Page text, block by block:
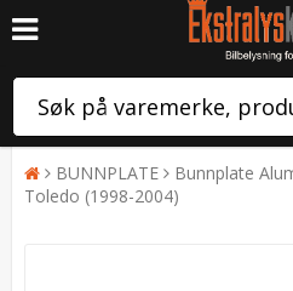
BUNNPLATE
Bunnplate
Toledo (1998-2004)